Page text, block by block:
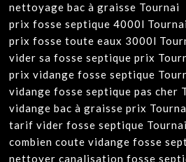
nettoyage bac à graisse Tournai
prix fosse septique 4000l
prix fosse toute eaux 3000l
vider sa fosse septique prix
prix vidange fosse septique
vidange fosse septique pas cher
vidange bac à graisse prix
tarif vider fosse septique Tournai
combien coute vidange fosse
nettoyer canalisation fosse